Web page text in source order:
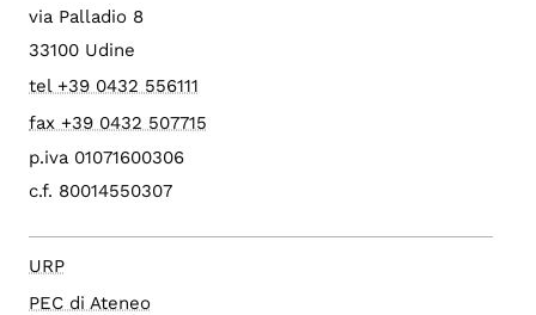
via Palladio 8
33100 Udine
tel +39 0432 556111
fax +39 0432 507715
p.iva 01071600306
c.f. 80014550307
URP
PEC di Ateneo